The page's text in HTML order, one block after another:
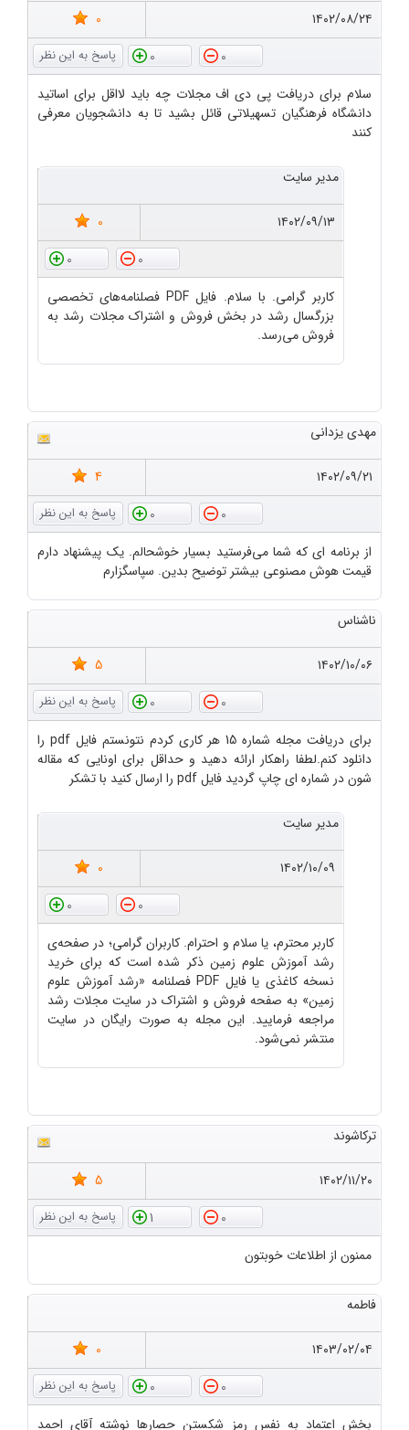
۱۴۰۲/۰۸/۲۴
0
0
0
سلام برای دریافت پی دی اف مجلات چه باید لااقل برای اساتید
دانشگاه فرهنگیان تسهیلاتی قائل بشید تا به دانشجویان معرفی
کنند
مدیر سایت
۱۴۰۲/۰۹/۱۳
0
0
0
کاربر گرامی. با سلام. فایل PDF فصلنامه‌های تخصصی
بزرگسال رشد در بخش فروش و اشتراک مجلات رشد به
فروش می‌رسد.
مهدی یزدانی
۱۴۰۲/۰۹/۲۱
4
0
0
از برنامه ای که شما می‌فرستید بسیار خوشحالم. یک پیشنهاد دارم
قیمت هوش مصنوعی بیشتر توضیح بدین. سپاسگزارم
ناشناس
۱۴۰۲/۱۰/۰۶
5
0
0
برای دریافت مجله شماره 15 هر کاری کردم نتونستم فایل pdf را
دانلود کنم.لطفا راهکار ارائه دهید و حداقل برای اونایی که مقاله
شون در شماره ای چاپ گردید فایل pdf را ارسال کنید با تشکر
مدیر سایت
۱۴۰۲/۱۰/۰۹
0
0
0
کاربر محترم، یا سلام و احترام. کاربران گرامی؛ در صفحه‌ی
رشد آموزش علوم زمین ذکر شده است که برای خرید
نسخه کاغذی یا فایل PDF فصلنامه «رشد آموزش علوم
زمین» به صفحه فروش و اشتراک در سایت مجلات رشد
مراجعه فرمایید. این مجله به صورت رایگان در سایت
منتشر نمی‌شود.
ترکاشوند
۱۴۰۲/۱۱/۲۰
5
0
1
ممنون از اطلاعات خوبتون
فاطمه
۱۴۰۳/۰۲/۰۴
0
0
0
بخش اعتماد به نفس رمز شکستن حصارها نوشته آقای احمد